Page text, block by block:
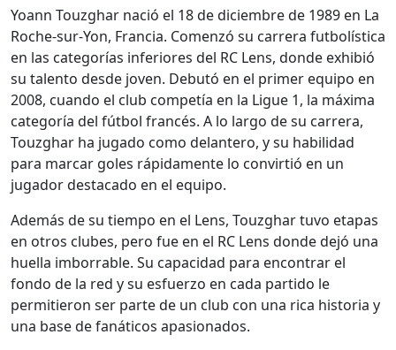
Yoann Touzghar nació el 18 de diciembre de 1989 en La
Roche-sur-Yon, Francia. Comenzó su carrera futbolística
en las categorías inferiores del RC Lens, donde exhibió
su talento desde joven. Debutó en el primer equipo en
2008, cuando el club competía en la Ligue 1, la máxima
categoría del fútbol francés. A lo largo de su carrera,
Touzghar ha jugado como delantero, y su habilidad
para marcar goles rápidamente lo convirtió en un
jugador destacado en el equipo.
Además de su tiempo en el Lens, Touzghar tuvo etapas
en otros clubes, pero fue en el RC Lens donde dejó una
huella imborrable. Su capacidad para encontrar el
fondo de la red y su esfuerzo en cada partido le
permitieron ser parte de un club con una rica historia y
una base de fanáticos apasionados.